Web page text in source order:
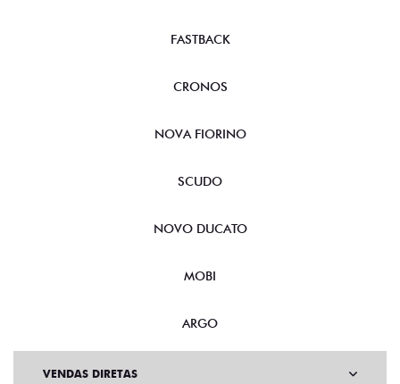
FASTBACK
CRONOS
NOVA FIORINO
SCUDO
NOVO DUCATO
MOBI
ARGO
VENDAS DIRETAS